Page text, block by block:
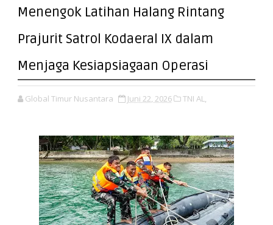
Menengok Latihan Halang Rintang
Prajurit Satrol Kodaeral IX dalam
Menjaga Kesiapsiagaan Operasi
Global Timur Nusantara Juni 22, 2026 TNI AL,